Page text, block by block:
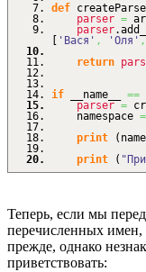
def
parser =
parser.
[ 'Вася' , 'Оля' ,
return
if __name__ ==
parser =
namespace =
print
(
print
(
Теперь, если мы
перечисленных имен,
прежде, однако
приветствовать: